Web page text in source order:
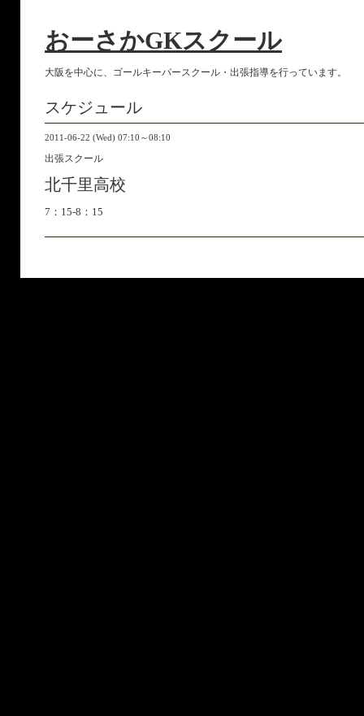
おーさかGKスクール
大阪を中心に、ゴールキーパースクール・出張指導を行っています。
スケジュール
2011-06-22 (Wed) 07:10～08:10
出張スクール
北千里高校
7：15-8：15